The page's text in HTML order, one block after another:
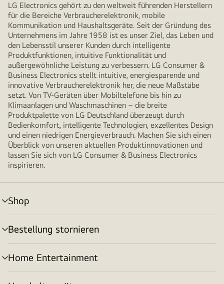
LG Electronics gehört zu den weltweit führenden Herstellern
für die Bereiche Verbraucherelektronik, mobile
Kommunikation und Haushaltsgeräte. Seit der Gründung des
Unternehmens im Jahre 1958 ist es unser Ziel, das Leben und
den Lebensstil unserer Kunden durch intelligente
Produktfunktionen, intuitive Funktionalität und
außergewöhnliche Leistung zu verbessern. LG Consumer &
Business Electronics stellt intuitive, energiesparende und
innovative Verbraucherelektronik her, die neue Maßstäbe
setzt. Von TV-Geräten über Mobiltelefone bis hin zu
Klimaanlagen und Waschmaschinen – die breite
Produktpalette von LG Deutschland überzeugt durch
Bedienkomfort, intelligente Technologien, exzellentes Design
und einen niedrigen Energieverbrauch. Machen Sie sich einen
Überblick von unseren aktuellen Produktinnovationen und
lassen Sie sich von LG Consumer & Business Electronics
inspirieren.
Shop
Menü
umschalten
Bestellung stornieren
Menü
umschalten
Home Entertainment
Menü
umschalten